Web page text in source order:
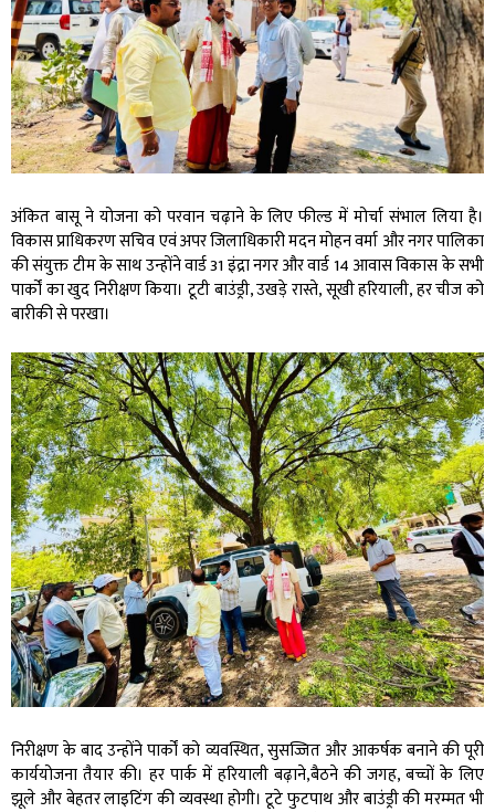
अंकित बासू ने योजना को परवान चढ़ाने के लिए फील्ड में मोर्चा संभाल लिया है।
विकास प्राधिकरण सचिव एवं अपर जिलाधिकारी मदन मोहन वर्मा और नगर पालिका
की संयुक्त टीम के साथ उन्होंने वार्ड 31 इंद्रा नगर और वार्ड 14 आवास विकास के सभी
पार्कों का खुद निरीक्षण किया। टूटी बाउंड्री, उखड़े रास्ते, सूखी हरियाली, हर चीज को
बारीकी से परखा।
निरीक्षण के बाद उन्होंने पार्कों को व्यवस्थित, सुसज्जित और आकर्षक बनाने की पूरी
कार्ययोजना तैयार की। हर पार्क में हरियाली बढ़ाने,बैठने की जगह, बच्चों के लिए
झूले और बेहतर लाइटिंग की व्यवस्था होगी। टूटे फुटपाथ और बाउंड्री की मरम्मत भी